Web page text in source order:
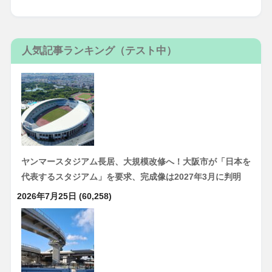
人気記事ランキング（テスト中）
ヤンマースタジアム長居、大規模改修へ！大阪市が「日本を
代表するスタジアム」を要求、完成像は2027年3月に判明
2026年7月25日 (60,258)